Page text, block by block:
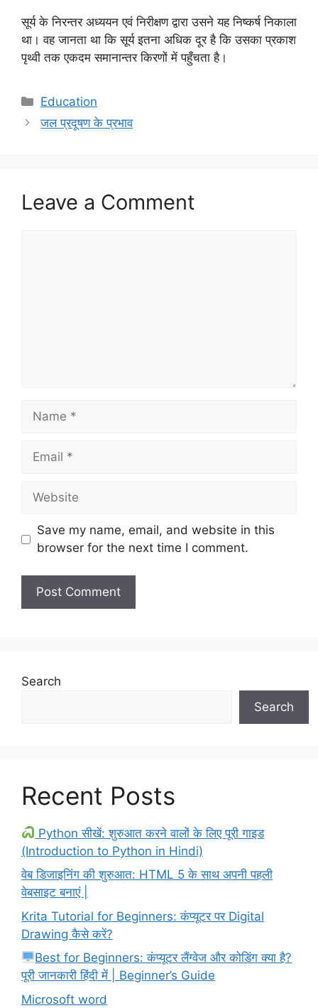
सूर्य के निरन्तर अध्ययन एवं निरीक्षण द्वारा उसने यह निष्कर्ष निकाला
था। वह जानता था कि सूर्य इतना अधिक दूर है कि उसका प्रकाश
पृथ्वी तक एकदम समानान्तर किरणों में पहुँचता है।
Categories
Education
जल प्रदूषण के प्रभाव
Leave a Comment
Name
Email
Website
Save my name, email, and website in this
browser for the next time I comment.
Search
Search
Recent Posts
Python सीखें: शुरुआत करने वालों के लिए पूरी गाइड
(Introduction to Python in Hindi)
वेब डिजाइनिंग की शुरुआत: HTML 5 के साथ अपनी पहली
वेबसाइट बनाएं |
Krita Tutorial for Beginners: कंप्यूटर पर Digital
Drawing कैसे करें?
Best for Beginners: कंप्यूटर लैंग्वेज और कोडिंग क्या है?
पूरी जानकारी हिंदी में | Beginner’s Guide
Microsoft word